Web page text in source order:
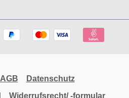
AGB
Datenschutz
Widerrufsrecht/ -formular